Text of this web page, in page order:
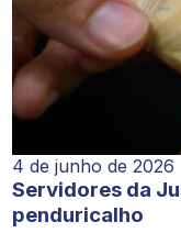
4 de junho de 2026
Servidores da
penduricalho